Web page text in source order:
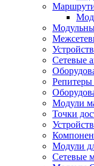
Сетевые
Репитеры
Модули
Точки
Модули
Сетевые